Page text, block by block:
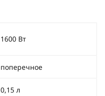
1600 Вт
поперечное
0,15 л